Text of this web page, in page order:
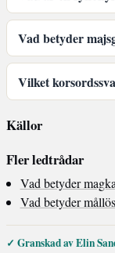
Vad betyder
Vilket
Källor
Fler ledtrådar
Vad betyder
Vad betyder
✓ Granskad av Elin